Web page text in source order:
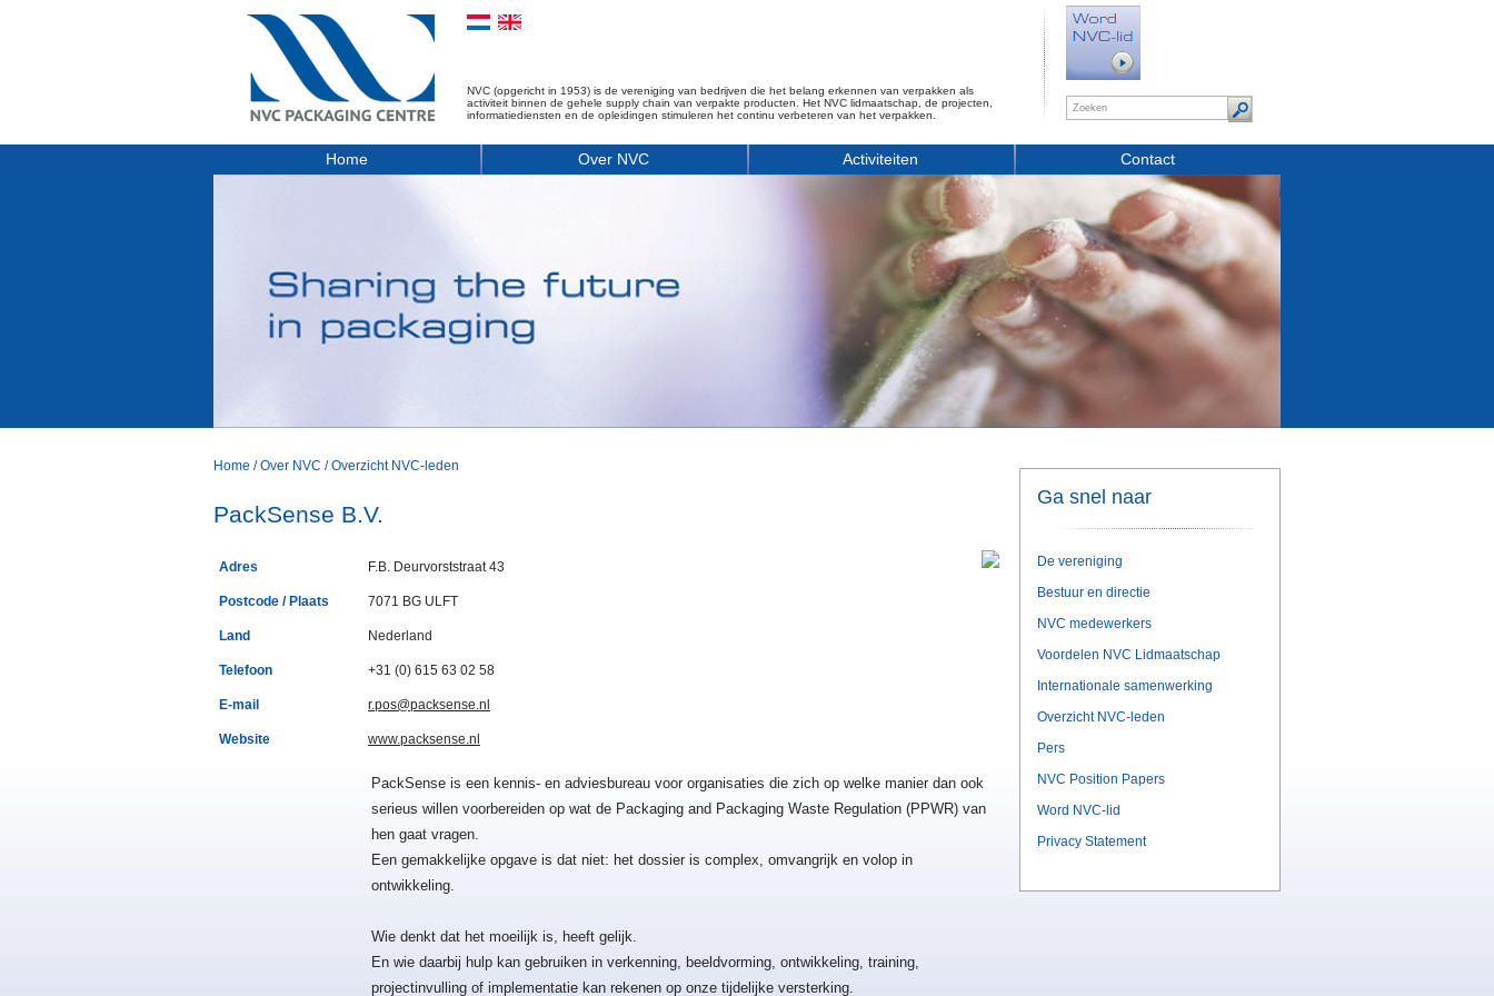
NVC (opgericht in 1953) is de vereniging van bedrijven die het belang erkennen van verpakken als
activiteit binnen de gehele supply chain van verpakte producten. Het NVC lidmaatschap, de projecten,
informatiediensten en de opleidingen stimuleren het continu verbeteren van het verpakken.
Home Over NVC Activiteiten Contact
Home /Over NVC /Overzicht NVC-leden
PackSense B.V.
Adres F.B. Deurvorststraat 43
Postcode / Plaats 7071 BG ULFT
Land Nederland
Telefoon +31 (0) 615 63 02 58
E-mail r.pos@packsense.nl
Website www.packsense.nl
PackSense is een kennis- en adviesbureau voor organisaties die zich op welke manier dan ook
serieus willen voorbereiden op wat de Packaging and Packaging Waste Regulation (PPWR) van
hen gaat vragen.
Een gemakkelijke opgave is dat niet: het dossier is complex, omvangrijk en volop in
ontwikkeling.
Wie denkt dat het moeilijk is, heeft gelijk.
En wie daarbij hulp kan gebruiken in verkenning, beeldvorming, ontwikkeling, training,
projectinvulling of implementatie kan rekenen op onze tijdelijke versterking.
Ga snel naar
De vereniging
Bestuur en directie
NVC medewerkers
Voordelen NVC Lidmaatschap
Internationale samenwerking
Overzicht NVC-leden
Pers
NVC Position Papers
Word NVC-lid
Privacy Statement